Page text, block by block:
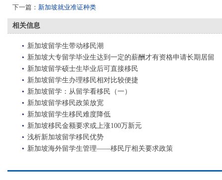
下一篇： 新加坡就业准证种类
相关信息
新加坡留学生带动移民潮
新加坡大专留学毕业生达到一定的薪酬才有资格申请长期居留
新加坡留学硕士生毕业后可直接移民
新加坡留学生办理移民相对比较便捷
新加坡留学：从留学看移民（一）
新加坡留学移民政策放宽
新加坡留学生移民难度降低
新加坡移民金额要求或上涨100万新元
浅析新加坡留学移民优势
新加坡海外留学生管理——移民厅相关要求政策